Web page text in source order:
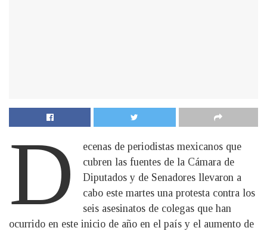
D
ecenas de periodistas mexicanos que
cubren las fuentes de la Cámara de
Diputados y de Senadores llevaron a
cabo este martes una protesta contra los
seis asesinatos de colegas que han
ocurrido en este inicio de año en el país y el aumento de